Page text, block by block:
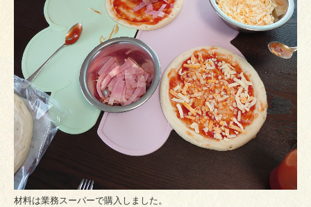
材料は業務スーパーで購入しました。